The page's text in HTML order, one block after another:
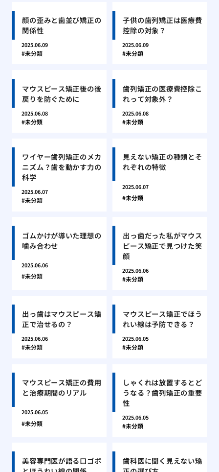
顔の歪みと歯並び矯正の
関係性
2025.06.09
未分類
子供の歯列矯正は医療費
控除の対象？
2025.06.09
未分類
マウスピース矯正後の後
戻りを防ぐために
2025.06.08
未分類
歯列矯正の医療費控除こ
れって対象外？
2025.06.08
未分類
ワイヤー歯列矯正のメカ
ニズム？歯を動かす力の
科学
2025.06.07
未分類
見えない矯正の種類とそ
れぞれの特徴
2025.06.07
未分類
ゴムかけが導いた理想の
噛み合わせ
2025.06.06
未分類
出っ歯だった私がマウス
ピース矯正で見つけた笑
顔
2025.06.06
未分類
出っ歯はマウスピース矯
正で治せるの？
2025.06.06
未分類
マウスピース矯正でほう
れい線は予防できる？
2025.06.05
未分類
マウスピース矯正の費用
と治療期間のリアル
2025.06.05
未分類
しゃくれは放置するとど
うなる？歯列矯正の重要
性
2025.06.05
未分類
美容専門医が語る口ゴボ
歯科医に聞く見えない矯